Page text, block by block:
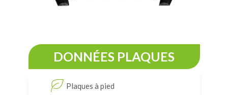
DONNÉES PLAQUES
Plaques à pied